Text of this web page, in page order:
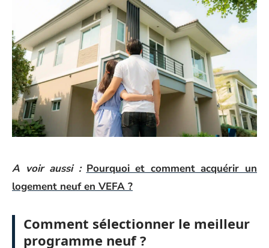
A voir aussi : Pourquoi et comment acquérir un
logement neuf en VEFA ?
Comment sélectionner le meilleur
programme neuf ?